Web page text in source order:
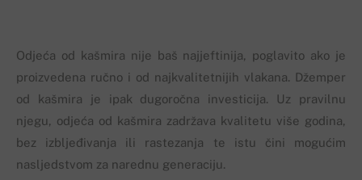
Odjeća od kašmira nije baš najjeftinija, poglavito ako je
proizvedena ručno i od najkvalitetnijih vlakana. Džemper
od kašmira je ipak dugoročna investicija. Uz pravilnu
njegu, odjeća od kašmira zadržava kvalitetu više godina,
bez izbljeđivanja ili rastezanja te istu čini mogućim
nasljedstvom za narednu generaciju.